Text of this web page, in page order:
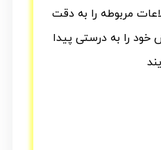
مربوطه را به دقت
خود را به درستی پیدا